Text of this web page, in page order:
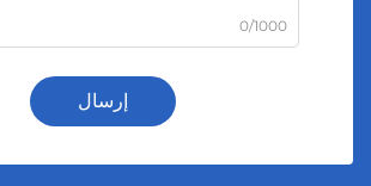
0/1000
إرسال